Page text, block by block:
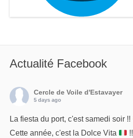
Actualité Facebook
Cercle de Voile d'Estavayer
5 days ago
La fiesta du port, c'est samedi soir !!
Cette année, c'est la Dolce Vita
!!